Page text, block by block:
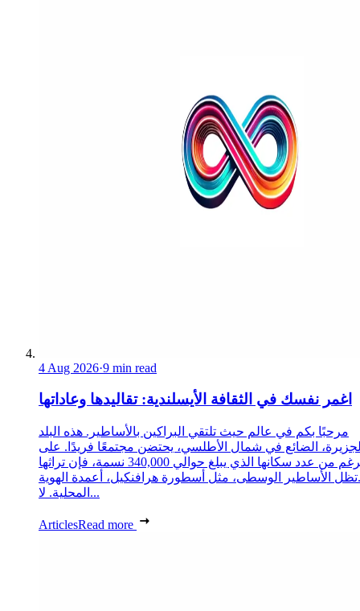
4 Aug 2026·9 min read
اغمر نفسك في الثقافة الأيسلندية: تقاليدها وعاداتها
مرحبًا بكم في عالم حيث تلتقي البراكين بالأساطير. هذه البلد
الضائع في شمال الأطلسي، يحتضن مجتمعًا فريدًا. على
الرغم من عدد سكانها الذي يبلغ حوالي 340,000 نسمة، فإن تراثها
الأساطير الوسطى، مثل أسطورة هرافنكيل، أعمدة الهوية
المحلية. لا...
ArticlesRead more